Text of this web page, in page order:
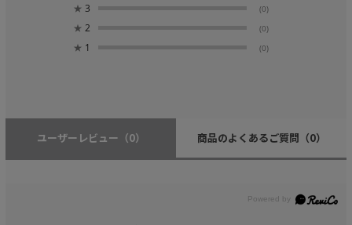
★ 3 (0)
★ 2 (0)
★ 1 (0)
ユーザーレビュー （0） 商品のよくあるご質問 （0）